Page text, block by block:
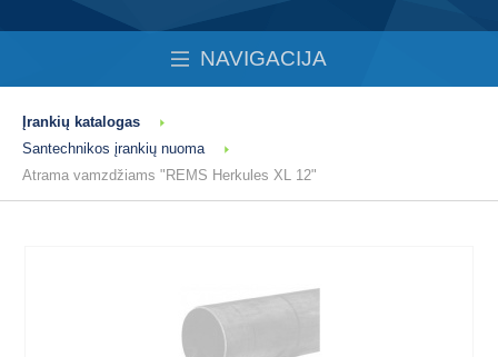
NAVIGACIJA
Įrankių katalogas
Santechnikos įrankių nuoma
Atrama vamzdžiams "REMS Herkules XL 12"